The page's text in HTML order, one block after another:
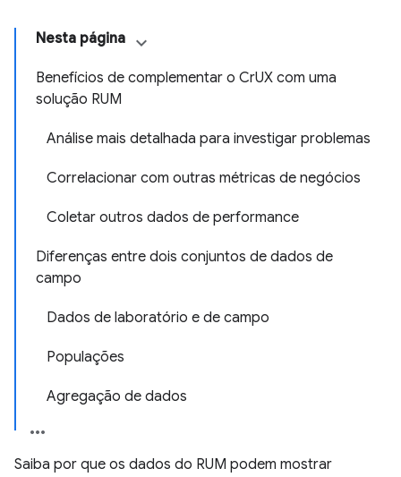
Nesta página
Benefícios de complementar o CrUX com uma
solução RUM
Análise mais detalhada para investigar problemas
Correlacionar com outras métricas de negócios
Coletar outros dados de performance
Diferenças entre dois conjuntos de dados de
campo
Dados de laboratório e de campo
Populações
Agregação de dados
Saiba por que os dados do RUM podem mostrar